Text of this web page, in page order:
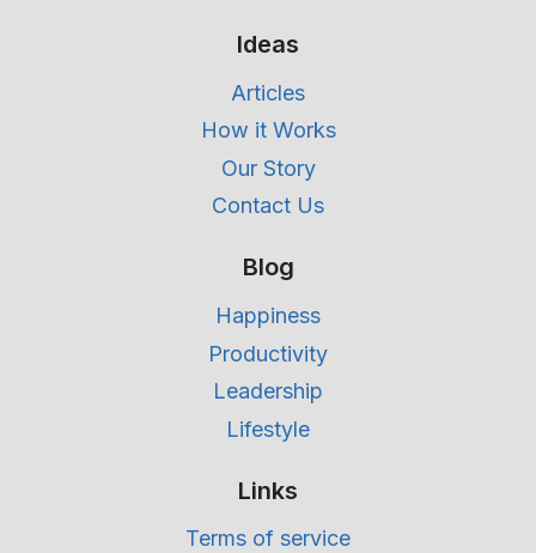
Ideas
Articles
How it Works
Our Story
Contact Us
Blog
Happiness
Productivity
Leadership
Lifestyle
Links
Terms of service